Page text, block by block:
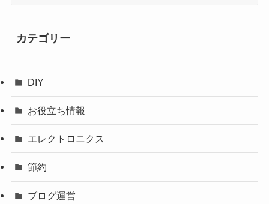
ブ
カテゴリー
DIY
お役立ち情報
エレクトロニクス
節約
ブログ運営